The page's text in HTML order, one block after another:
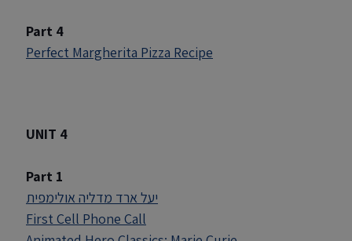
Part 4
Perfect Margherita Pizza Recipe
UNIT 4
Part 1
יעל ארד מדליה אולימפית
First Cell Phone Call